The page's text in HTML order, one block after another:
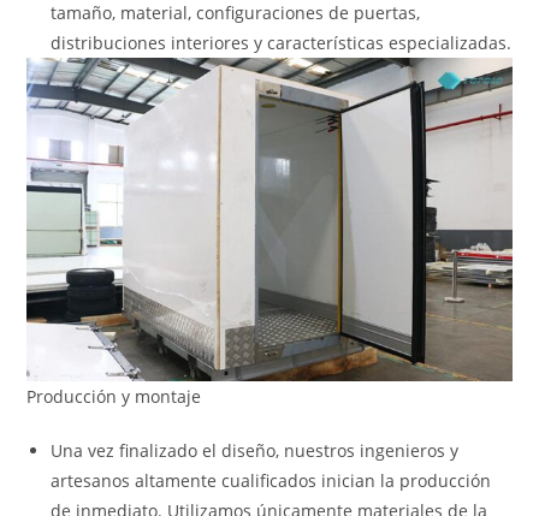
tamaño, material, configuraciones de puertas,
distribuciones interiores y características especializadas.
Producción y montaje
Una vez finalizado el diseño, nuestros ingenieros y
artesanos altamente cualificados inician la producción
de inmediato. Utilizamos únicamente materiales de la